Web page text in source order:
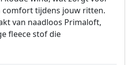
comfort tijdens jouw ritten.
van naadloos Primaloft,
fleece stof die